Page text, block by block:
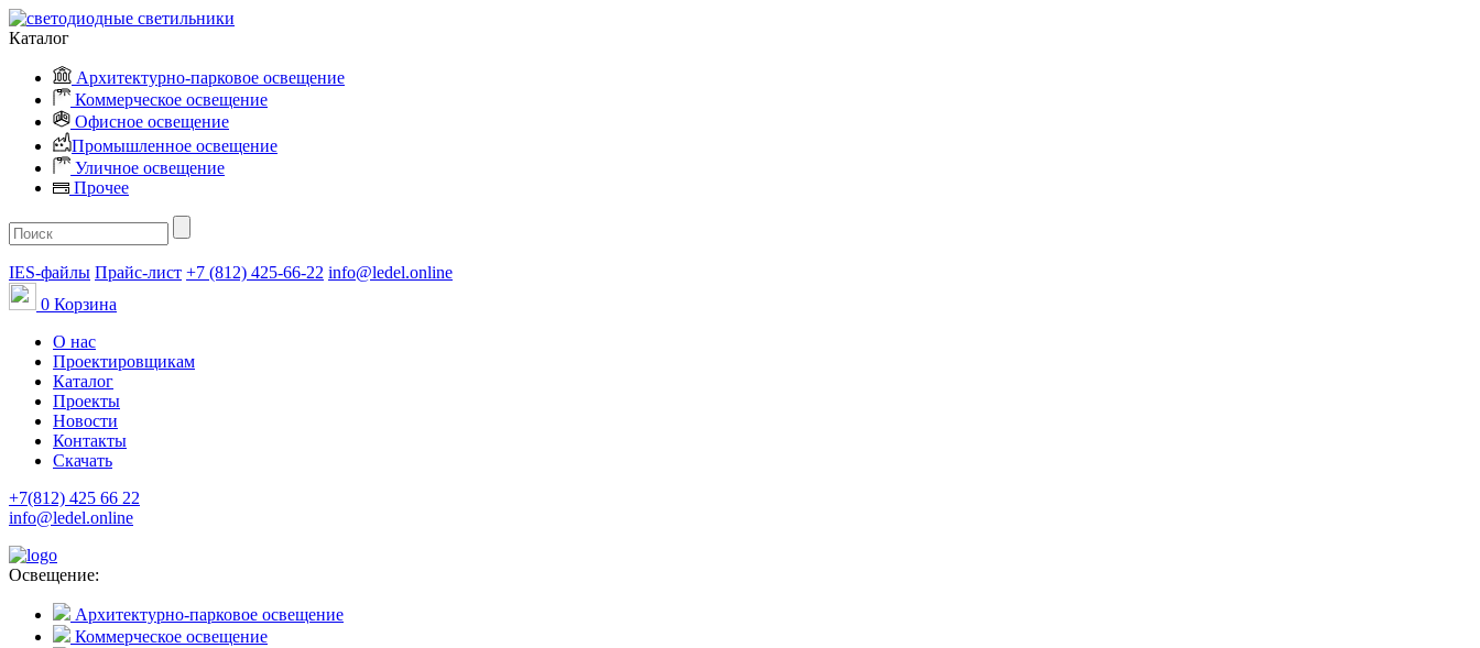
Каталог
Архитектурно-парковое освещение
Коммерческое освещение
Офисное освещение
Промышленное освещение
Уличное освещение
Прочее
IES-файлы Прайс-лист +7 (812) 425-66-22 info@ledel.online
0 Корзина
О нас
Проектировщикам
Каталог
Проекты
Новости
Контакты
Скачать
+7(812) 425 66 22
info@ledel.online
Освещение:
Архитектурно-парковое освещение
Коммерческое освещение